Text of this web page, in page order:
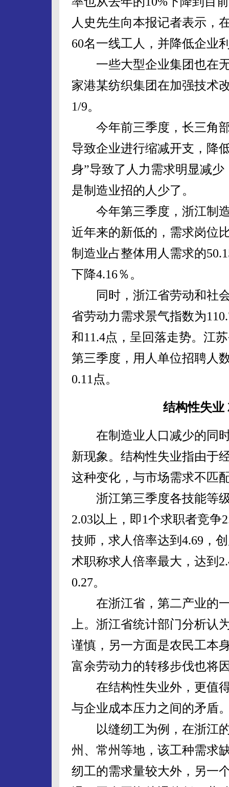
人史先生向本报记者表示，
60名一线工人，并降低企业
一些大型企业集团也在无
家港某纺织集团在加强技术
1/9。
今年前三季度，长三角部
导致企业进行缩减开支，降
身”导致了人力需求明显减
是制造业招的人少了。
今年第三季度，浙江制造
近年来的新低的，需求岗位
制造业占整体用人需求的
下降4.16％。
同时，浙江省劳动和社会
省劳动力需求景气指数为
和11.4点，呈回落走势。江
第三季度，用人单位招聘人
0.11点。
结构性失业
在制造业人口减少的同时
新现象。结构性失业指由于
这种变化，与市场需求不匹
浙江第三季度各技能等级
2.03以上，即1个求职者竞争
技师，求人倍率达到4.69，
术职称求人倍率最大，达到
0.27。
在浙江省，第二产业的一
上。浙江省统计部门分析认
谨慎，另一方面是农民工本
富余劳动力的转移步伐也将
在结构性失业外，更值得
与企业成本压力之间的矛盾
以缝纫工为例，在浙江的
州、常州等地，该工种需求
纫工的需求量较大外，另一